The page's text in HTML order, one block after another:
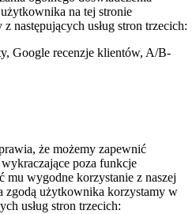
na tej stronie
następujących usług stron trzecich:
Google recenzje klientów, A/B-
że możemy zapewnić
poza funkcje
wygodne korzystanie z naszej
zgodą użytkownika korzystamy w
usług stron trzecich: